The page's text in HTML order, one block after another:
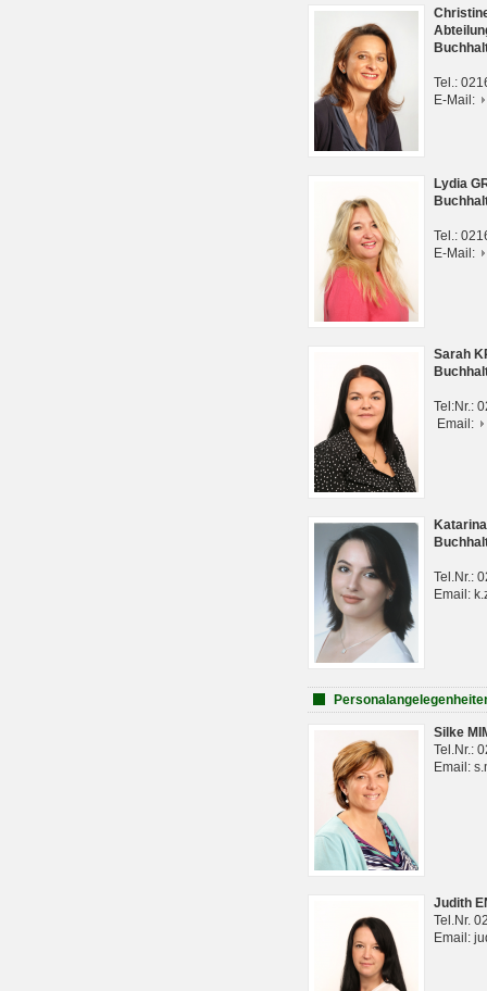
Tel.:
E-Mail:
Lydia
Tel.:
E-Mail:
Sarah
Tel:Nr.:
Email:
Tel.Nr.:
Email:
Silke
Tel.Nr.:
Email:
Judith
Tel.Nr.
Email: